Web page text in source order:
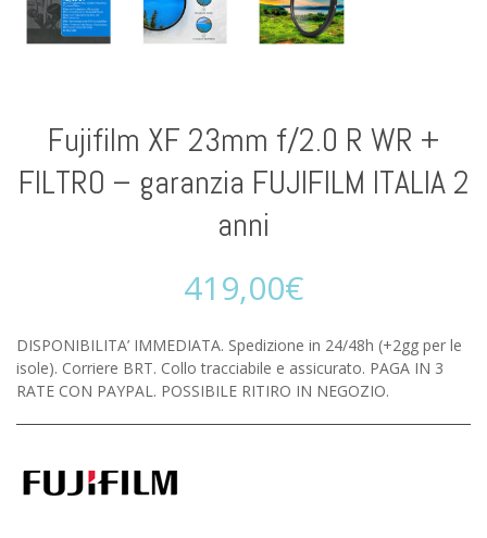
Fujifilm XF 23mm f/2.0 R WR +
FILTRO – garanzia FUJIFILM ITALIA 2
anni
419,00€
DISPONIBILITA’ IMMEDIATA. Spedizione in 24/48h (+2gg per le
isole). Corriere BRT. Collo tracciabile e assicurato. PAGA IN 3
RATE CON PAYPAL. POSSIBILE RITIRO IN NEGOZIO.